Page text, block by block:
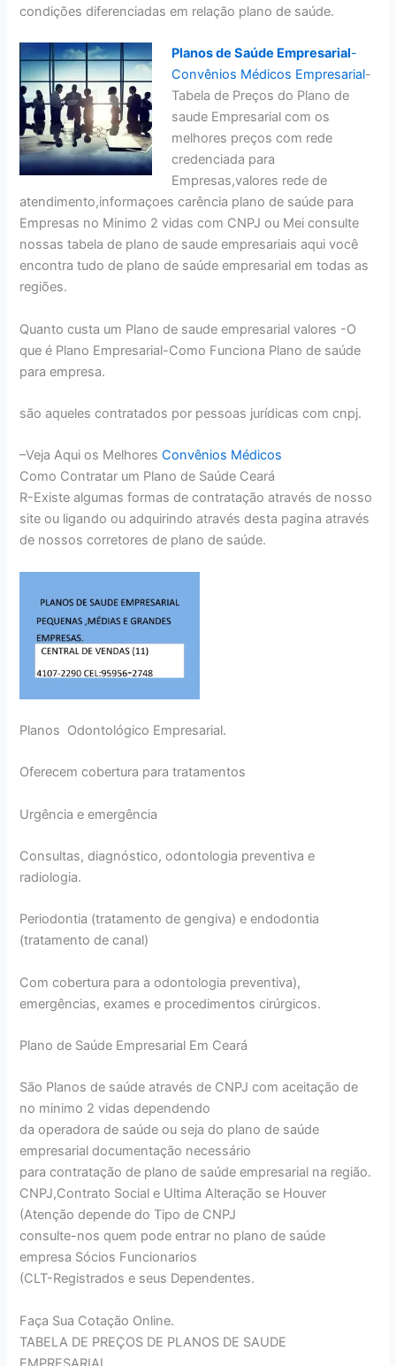
condições diferenciadas em relação plano de saúde.
Planos de Saúde Empresarial-
Convênios Médicos Empresarial-
Tabela de Preços do Plano de
saude Empresarial com os
melhores preços com rede
credenciada para
Empresas,valores rede de
atendimento,informaçoes carência plano de saúde para
Empresas no Minimo 2 vidas com CNPJ ou Mei consulte
nossas tabela de plano de saude empresariais aqui você
encontra tudo de plano de saúde empresarial em todas as
regiões.
Quanto custa um Plano de saude empresarial valores -O
que é Plano Empresarial-Como Funciona Plano de saúde
para empresa.
são aqueles contratados por pessoas jurídicas com cnpj.
–Veja Aqui os MelhoresConvênios Médicos
Como Contratar um Plano de Saúde Ceará
R-Existe algumas formas de contratação através de nosso
site ou ligando ou adquirindo através desta pagina através
de nossos corretores de plano de saúde.
Planos Odontológico Empresarial.
Oferecem cobertura para tratamentos
Urgência e emergência
Consultas, diagnóstico, odontologia preventiva e
radiologia.
Periodontia (tratamento de gengiva) e endodontia
(tratamento de canal)
Com cobertura para a odontologia preventiva),
emergências, exames e procedimentos cirúrgicos.
Plano de Saúde Empresarial Em Ceará
São Planos de saúde através de CNPJ com aceitação de
no minimo 2 vidas dependendo
da operadora de saúde ou seja do plano de saúde
empresarial documentação necessário
para contratação de plano de saúde empresarial na região.
CNPJ,Contrato Social e Ultima Alteração se Houver
(Atenção depende do Tipo de CNPJ
consulte-nos quem pode entrar no plano de saúde
empresa Sócios Funcionarios
(CLT-Registrados e seus Dependentes.
Faça Sua Cotação Online.
TABELA DE PREÇOS DE PLANOS DE SAUDE